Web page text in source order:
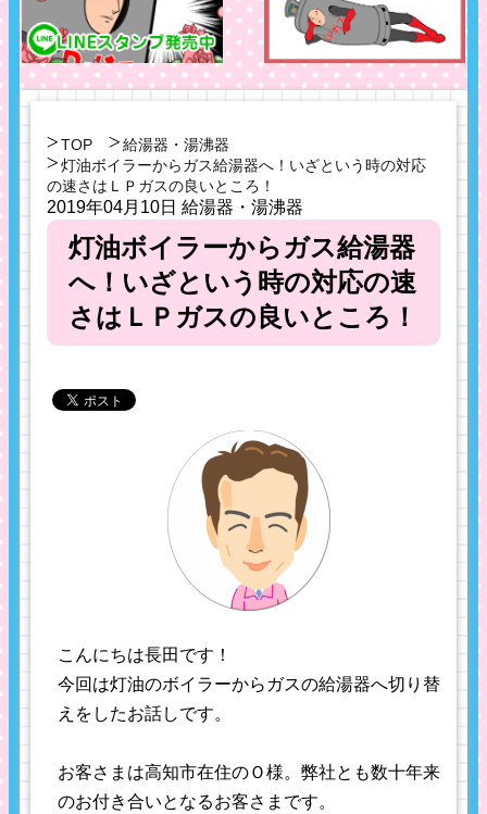
TOP
給湯器・湯沸器
灯油ボイラーからガス給湯器へ！いざという時の対応
の速さはＬＰガスの良いところ！
2019年04月10日 給湯器・湯沸器
灯油ボイラーからガス給湯器
へ！いざという時の対応の速
さはＬＰガスの良いところ！
こんにちは長田です！
今回は灯油のボイラーからガスの給湯器へ切り替
えをしたお話しです。
お客さまは高知市在住のＯ様。弊社とも数十年来
のお付き合いとなるお客さまです。